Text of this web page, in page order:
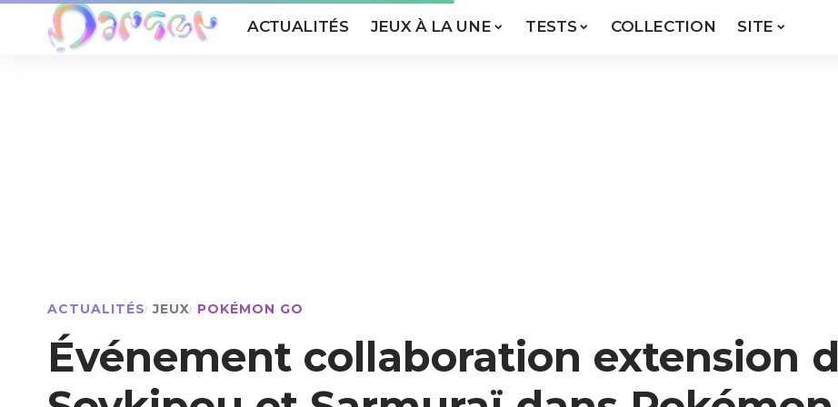
ACTUALITÉS JEUX À LA UNE TESTS COLLECTION SITE
ACTUALITÉS JEUX POKÉMON GO
Événement collaboration extension